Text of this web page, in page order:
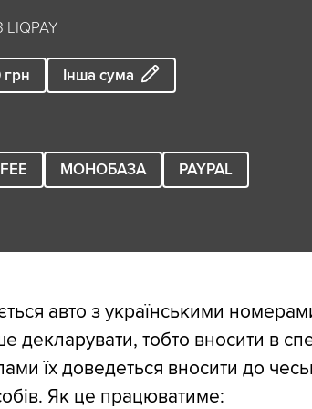
грн Інша сума
МОНОБАЗА PAYPAL
авто з українськими
декларувати, тобто вносити в
їх доведеться вносити до
Як це працюватиме: